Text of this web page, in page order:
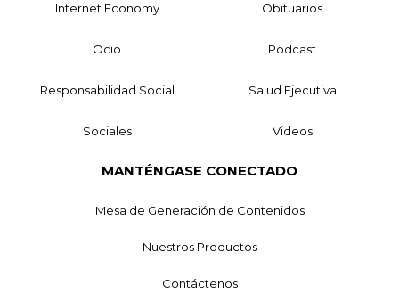
Internet Economy Obituarios
Ocio Podcast
Responsabilidad Social Salud Ejecutiva
Sociales Videos
MANTÉNGASE CONECTADO
Mesa de Generación de Contenidos
Nuestros Productos
Contáctenos